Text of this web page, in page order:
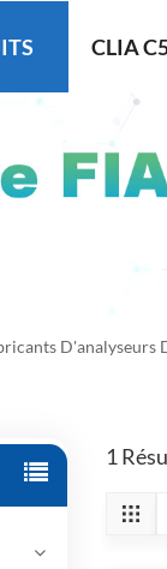
CLIA
D'analyseurs
1